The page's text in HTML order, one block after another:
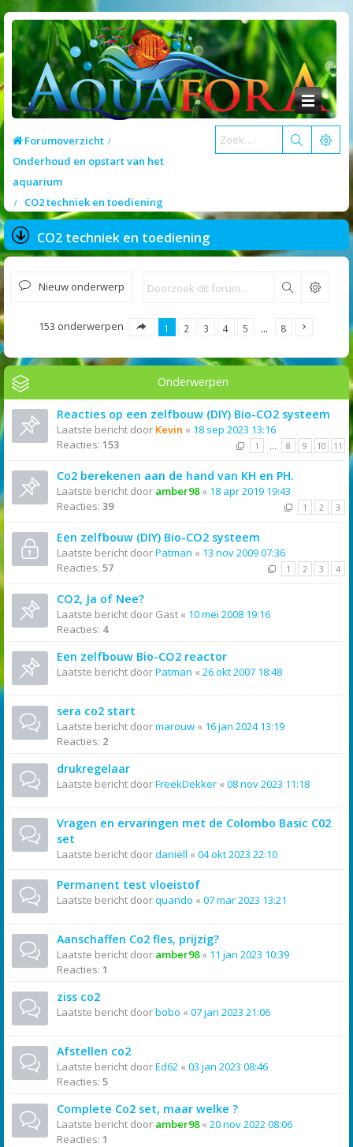
Forumoverzicht
Onderhoud en opstart van het
aquarium
CO2 techniek en toediening
CO2 techniek en toediening
Nieuw onderwerp Zoek
153 onderwerpen 1 2 3 4 5 … 8
Onderwerpen
Reacties op een zelfbouw (DIY) Bio-CO2 systeem
Laatste bericht door Kevin « 18 sep 2023 13:16
Reacties: 153 1 … 8 9 10 11
Co2 berekenen aan de hand van KH en PH.
Laatste bericht door amber98« 18 apr 2019 19:43
Reacties: 39 1 2 3
Een zelfbouw (DIY) Bio-CO2 systeem
Laatste bericht doorPatman « 13 nov 2009 07:36
Reacties: 57 1 2 3 4
CO2, Ja of Nee?
Laatste bericht door Gast « 10 mei 2008 19:16
Reacties: 4
Een zelfbouw Bio-CO2 reactor
Laatste bericht doorPatman « 26 okt 2007 18:48
sera co2 start
Laatste bericht doormarouw « 16 jan 2024 13:19
Reacties: 2
drukregelaar
Laatste bericht doorFreekDekker « 08 nov 2023 11:18
Vragen en ervaringen met de Colombo Basic C02
set
Laatste bericht doordaniell « 04 okt 2023 22:10
Permanent test vloeistof
Laatste bericht doorquando « 07 mar 2023 13:21
Aanschaffen Co2 fles, prijzig?
Laatste bericht door amber98« 11 jan 2023 10:39
Reacties: 1
ziss co2
Laatste bericht doorbobo « 07 jan 2023 21:06
Afstellen co2
Laatste bericht doorEd62 « 03 jan 2023 08:46
Reacties: 5
Complete Co2 set, maar welke ?
Laatste bericht door amber98« 20 nov 2022 08:06
Reacties: 1